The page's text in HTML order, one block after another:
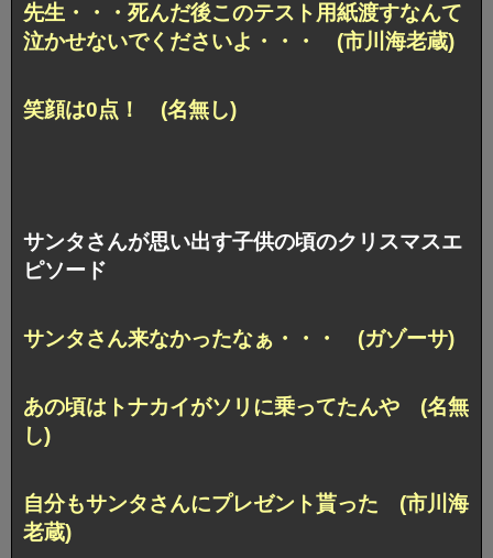
先生・・・死んだ後このテスト用紙渡すなんて
泣かせないでくださいよ・・・ (市川海老蔵)
笑顔は0点！ (名無し)
サンタさんが思い出す子供の頃のクリスマスエ
ピソード
サンタさん来なかったなぁ・・・ (ガゾーサ)
あの頃はトナカイがソリに乗ってたんや (名無
し)
自分もサンタさんにプレゼント貰った (市川海
老蔵)